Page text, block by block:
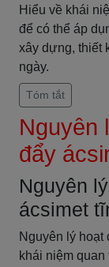
Hiểu về khái
để có thể áp
xây dựng, thiết
ngày.
Tóm tắt
Nguyên
đẩy
Nguyên
ácsimet
Nguyên lý hoạt
khái niệm